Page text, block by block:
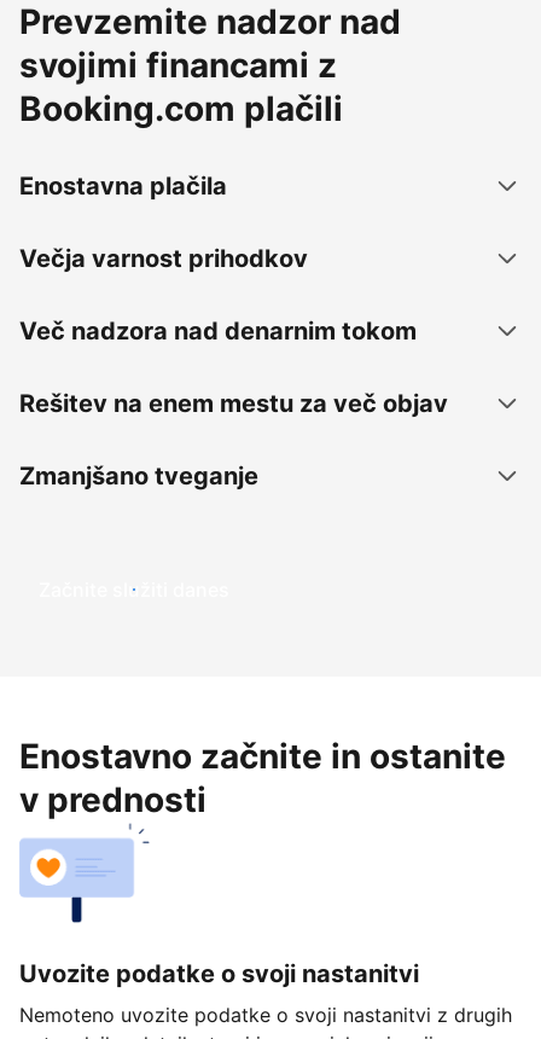
Prevzemite nadzor nad
svojimi financami z
Booking.com plačili
Enostavna plačila
Večja varnost prihodkov
Več nadzora nad denarnim tokom
Rešitev na enem mestu za več objav
Zmanjšano tveganje
Začnite služiti danes
Enostavno začnite in ostanite
v prednosti
Uvozite podatke o svoji nastanitvi
Nemoteno uvozite podatke o svoji nastanitvi z drugih